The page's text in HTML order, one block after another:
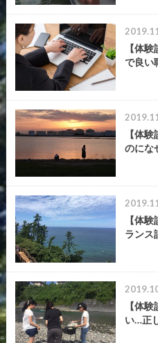
【体
で良い
【体
のにな
【体
ランス
【体
い…正